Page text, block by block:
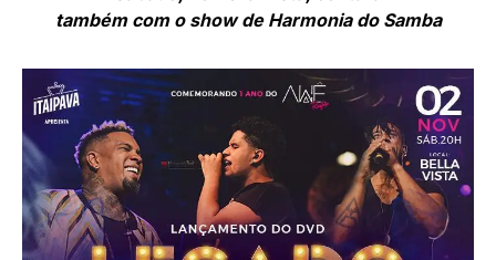
também com o show de Harmonia do Samba